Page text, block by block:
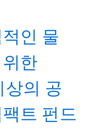
인 물
한
의 공
트 펀드